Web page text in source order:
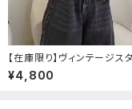
【在庫限り】ヴィンテージス
バックルベルトシャツ
¥4,800